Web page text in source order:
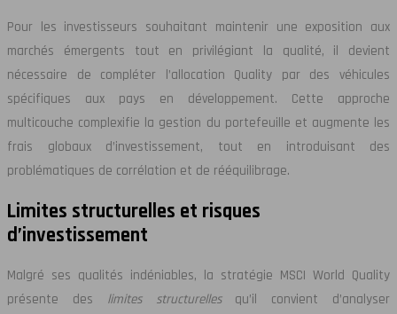
Pour les investisseurs souhaitant maintenir une exposition aux
marchés émergents tout en privilégiant la qualité, il devient
nécessaire de compléter l’allocation Quality par des véhicules
spécifiques aux pays en développement. Cette approche
multicouche complexifie la gestion du portefeuille et augmente les
frais globaux d’investissement, tout en introduisant des
problématiques de corrélation et de rééquilibrage.
Limites structurelles et risques
d’investissement
Malgré ses qualités indéniables, la stratégie MSCI World Quality
présente des limites structurellesqu’il convient d’analyser